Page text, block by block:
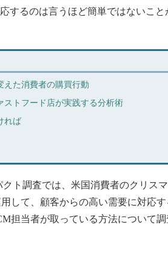
するのは言うほど簡単ではないこと
た消費者の購買行動
トフード店が実践する分析術
れば
ト調査では、米国消費者のクリス
して、顧客からの高い需要に対応す
担当者が取っている方法について調